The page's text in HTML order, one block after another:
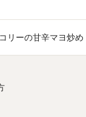
リーの甘辛マヨ炒め